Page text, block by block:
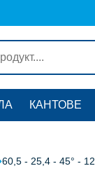
КАНТОВЕ
60,5 - 25,4 - 45° - 12